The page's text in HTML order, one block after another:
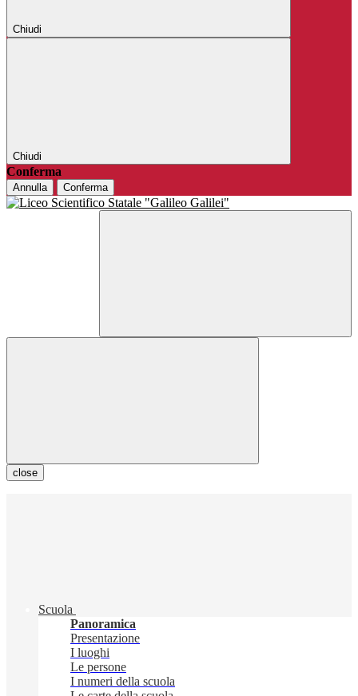
Chiudi
Chiudi
Conferma
Annulla Conferma
close
Scuola
Panoramica
Presentazione
I luoghi
Le persone
I numeri della scuola